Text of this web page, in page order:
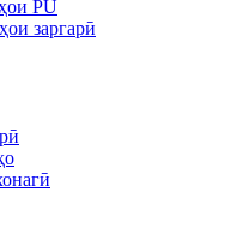
PU
заргарӣ